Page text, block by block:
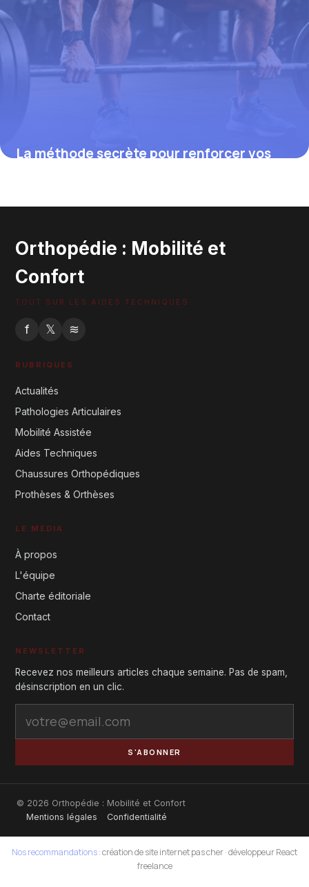
La méthode secrète pour renforcer vos
Orthopédie : Mobilité et
Confort
TOUT SUR LES AIDES TECHNIQUES
f 𝕏 ≋
RUBRIQUES
Actualités
Pathologies Articulaires
Mobilité Assistée
Aides Techniques
Chaussures Orthopédiques
Prothèses & Orthèses
LE MÉDIA
À propos
L'équipe
Charte éditoriale
Contact
NEWSLETTER
Recevez nos meilleurs articles chaque semaine. Pas de spam,
désinscription en un clic.
S'ABONNER
© 2026 Orthopédie : Mobilité et Confort
Mentions légales
Confidentialité
Nos recommandations :création de site internet pas cher·développeur React
freelance